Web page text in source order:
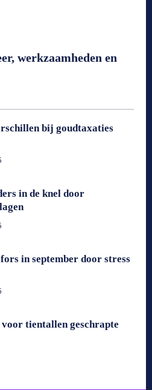
werkzaamheden en
bij goudtaxaties
in de knel door
in september door stress
tientallen geschrapte